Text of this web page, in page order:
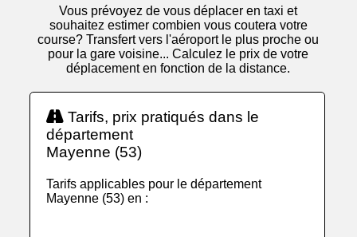
Vous prévoyez de vous déplacer en taxi et
souhaitez estimer combien vous coutera votre
course? Transfert vers l'aéroport le plus proche ou
pour la gare voisine... Calculez le prix de votre
déplacement en fonction de la distance.
Tarifs, prix pratiqués dans le
département
Mayenne (53)
Tarifs applicables pour le département
Mayenne (53) en :